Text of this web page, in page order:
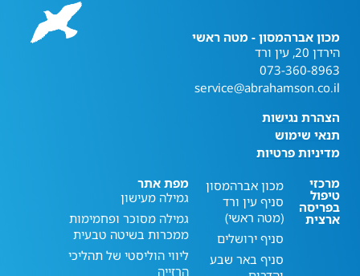
מכון אברהמסון - מטה ראשי
הירדן 20, עין ורד
073-360-8963
service@abrahamson.co.il
הצהרת נגישות
תנאי שימוש
מדיניות פרטיות
מרכזי
טיפול
בפריסה
ארצית
מכון אברהמסון
סניף עין ורד
(מטה ראשי)
סניף ירושלים
סניף באר שבע
מפת אתר
גמילה מעישון
גמילה מסוכר ופחמימות
ממכרות בשיטה טבעית
ליווי הוליסטי של תהליכי
הרזייה